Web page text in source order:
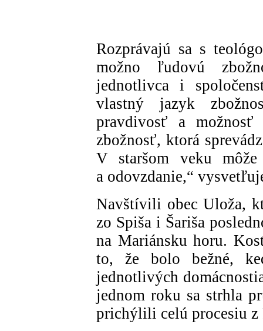
Rozprávajú sa s
možno ľudovú
jednotlivca i
vlastný jazyk
pravdivosť a
zbožnosť, ktorá
V staršom veku
a odovzdanie,“
Navštívili obec Uloža,
zo Spiša i Šariša
na Mariánsku horu.
to, že bolo bežné,
jednotlivých
jednom roku sa strhla
prichýlili celú procesiu z